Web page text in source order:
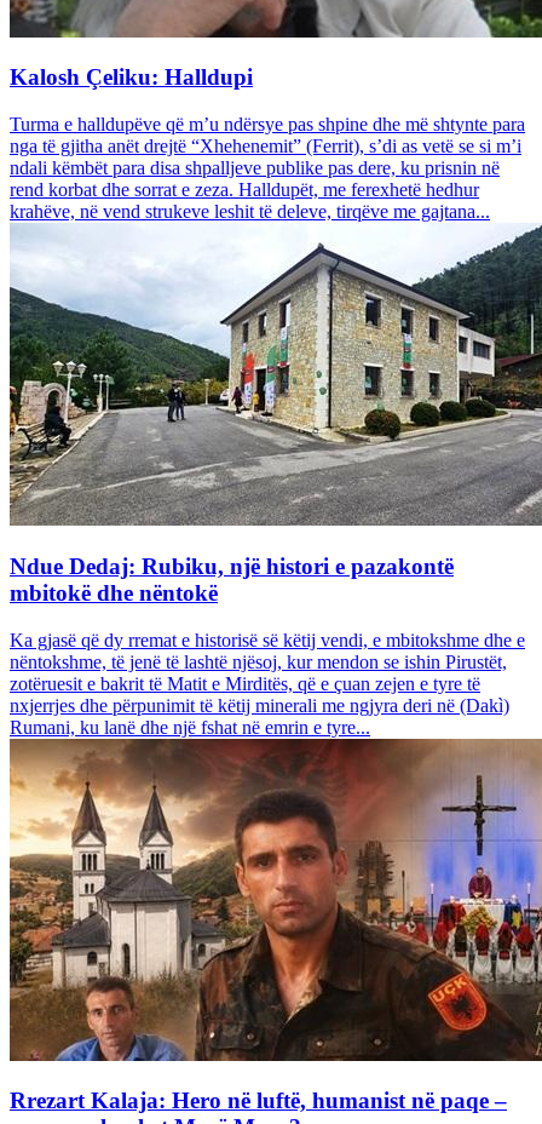
Kalosh Çeliku: Halldupi
Turma e halldupëve që m’u ndërsye pas shpine dhe më shtynte para
nga të gjitha anët drejtë “Xhehenemit” (Ferrit), s’di as vetë se si m’i
ndali këmbët para disa shpalljeve publike pas dere, ku prisnin në
rend korbat dhe sorrat e zeza. Halldupët, me ferexhetë hedhur
krahëve, në vend strukeve leshit të deleve, tirqëve me gajtana...
Ndue Dedaj: Rubiku, një histori e pazakontë
mbitokë dhe nëntokë
Ka gjasë që dy rremat e historisë së këtij vendi, e mbitokshme dhe e
nëntokshme, të jenë të lashtë njësoj, kur mendon se ishin Pirustët,
zotëruesit e bakrit të Matit e Mirditës, që e çuan zejen e tyre të
nxjerrjes dhe përpunimit të këtij minerali me ngjyra deri në (Dakì)
Rumani, ku lanë dhe një fshat në emrin e tyre...
Rrezart Kalaja: Hero në luftë, humanist në paqe –